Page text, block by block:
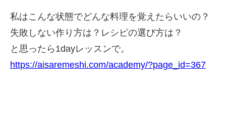
私はこんな状態でどんな料理を覚えたらいいの？
失敗しない作り方は？レシピの選び方は？
と思ったら1dayレッスンで。
https://aisaremeshi.com/academy/?page_id=367